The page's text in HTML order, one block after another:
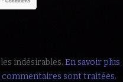
indésirables. En savoir plus
commentaires sont traitées.